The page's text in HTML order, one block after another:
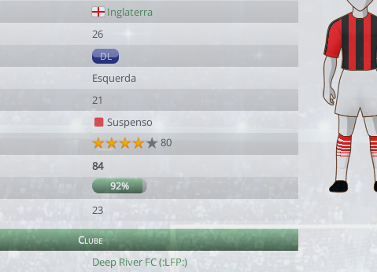
Inglaterra
26
DL
Esquerda
21
Suspenso
80
84
92%
23
Clube
Deep River FC (:LFP:)